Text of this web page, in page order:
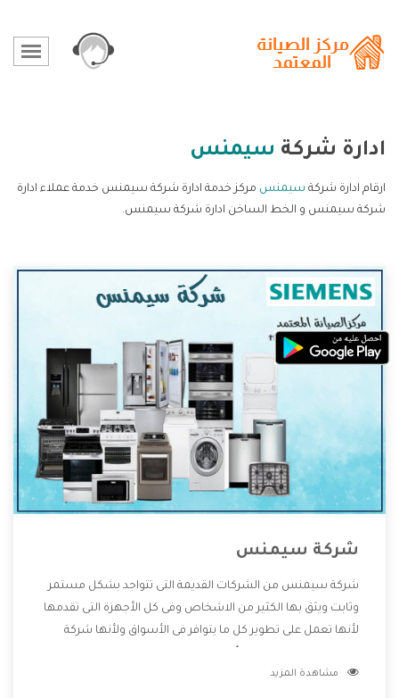
ادارة شركة سيمنس
ارقام ادارة شركة سيمنس مركز خدمة ادارة شركة سيمنس خدمة عملاء ادارة
شركة سيمنس و الخط الساخن ادارة شركة سيمنس.
شركة سيمنس
شركة سيمنس من الشركات القديمة التى تتواجد بشكل مستمر
وثابت ويثق بها الكثير من الاشخاص وفى كل الأجهزة التى تقدمها
لأنها تعمل على تطوير كل ما يتوافر فى الأسواق ولأنها شركة
وتقدم للعملاء أقوى العروض والخصومات التى تسهل على
مشاهدة المزيد